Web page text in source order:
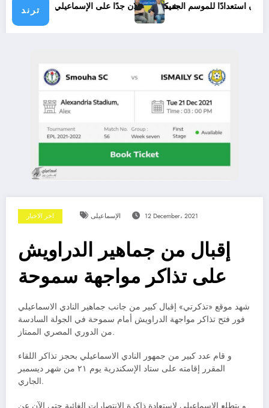
ترند
شيكابالا: زعلان جدًا على الإسماعيلي..حتى الآن استعدادًا للموسم الجديد
اخر الاخبار الإسماعيلى 12 December، 2021
إقبال من جماهير الدراويش
على تذاكر مواجهة سموحة
شهد موقع «تذكرتي» إقبال كبير من جانب جماهير النادي الاسماعيلي
فور فتح تذاكر مواجهة الدراويش أمام سموحة في الجولة السادسة
من الدوري المصري الممتاز.
و قام عدد كبير من جمهور النادي الاسماعيلي بحجز تذاكر اللقاء
المقرر إقامته على ستاد الإسكندرية يوم ٢١ من شهر ديسمبر
الجاري.
و يتطلع الإسماعيلي لإستعادة ذاكرة الانتصارات الغائبة حتى الآن عن